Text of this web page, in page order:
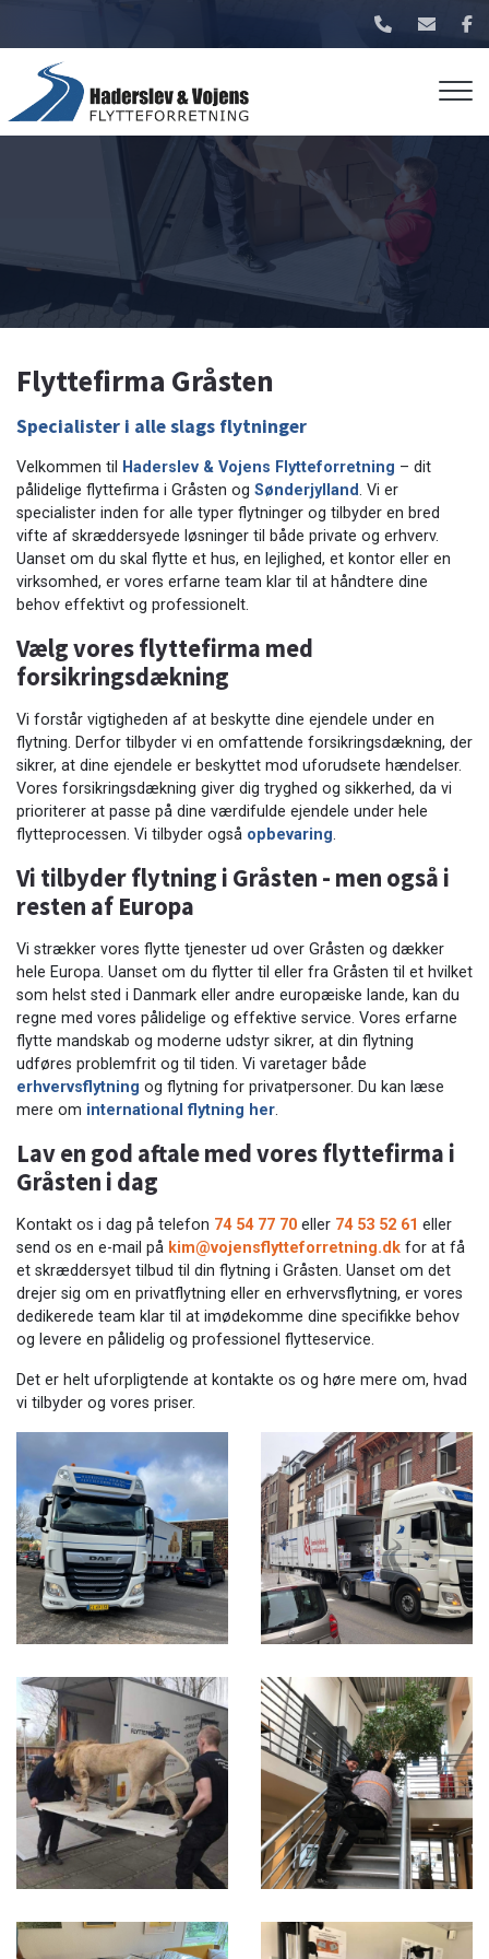
hovedindhold
Flyttefirma Gråsten
Specialister i alle slags flytninger
Velkommen til Haderslev & Vojens Flytteforretning – dit
pålidelige flyttefirma i Gråsten og Sønderjylland. Vi er
specialister inden for alle typer flytninger og tilbyder en bred
vifte af skræddersyede løsninger til både private og erhverv.
Uanset om du skal flytte et hus, en lejlighed, et kontor eller en
virksomhed, er vores erfarne team klar til at håndtere dine
behov effektivt og professionelt.
Vælg vores flyttefirma med
forsikringsdækning
Vi forstår vigtigheden af at beskytte dine ejendele under en
flytning. Derfor tilbyder vi en omfattende forsikringsdækning, der
sikrer, at dine ejendele er beskyttet mod uforudsete hændelser.
Vores forsikringsdækning giver dig tryghed og sikkerhed, da vi
prioriterer at passe på dine værdifulde ejendele under hele
flytteprocessen. Vi tilbyder også opbevaring.
Vi tilbyder flytning i Gråsten - men også i
resten af Europa
Vi strækker vores flytte tjenester ud over Gråsten og dækker
hele Europa. Uanset om du flytter til eller fra Gråsten til et hvilket
som helst sted i Danmark eller andre europæiske lande, kan du
regne med vores pålidelige og effektive service. Vores erfarne
flytte mandskab og moderne udstyr sikrer, at din flytning
udføres problemfrit og til tiden. Vi varetager både
erhvervsflytning og flytning for privatpersoner. Du kan læse
mere om international flytning her.
Lav en god aftale med vores flyttefirma i
Gråsten i dag
Kontakt os i dag på telefon 74 54 77 70 eller 74 53 52 61 eller
send os en e-mail på kim@vojensflytteforretning.dk for at få
et skræddersyet tilbud til din flytning i Gråsten. Uanset om det
drejer sig om en privatflytning eller en erhvervsflytning, er vores
dedikerede team klar til at imødekomme dine specifikke behov
og levere en pålidelig og professionel flytteservice.
Det er helt uforpligtende at kontakte os og høre mere om, hvad
vi tilbyder og vores priser.